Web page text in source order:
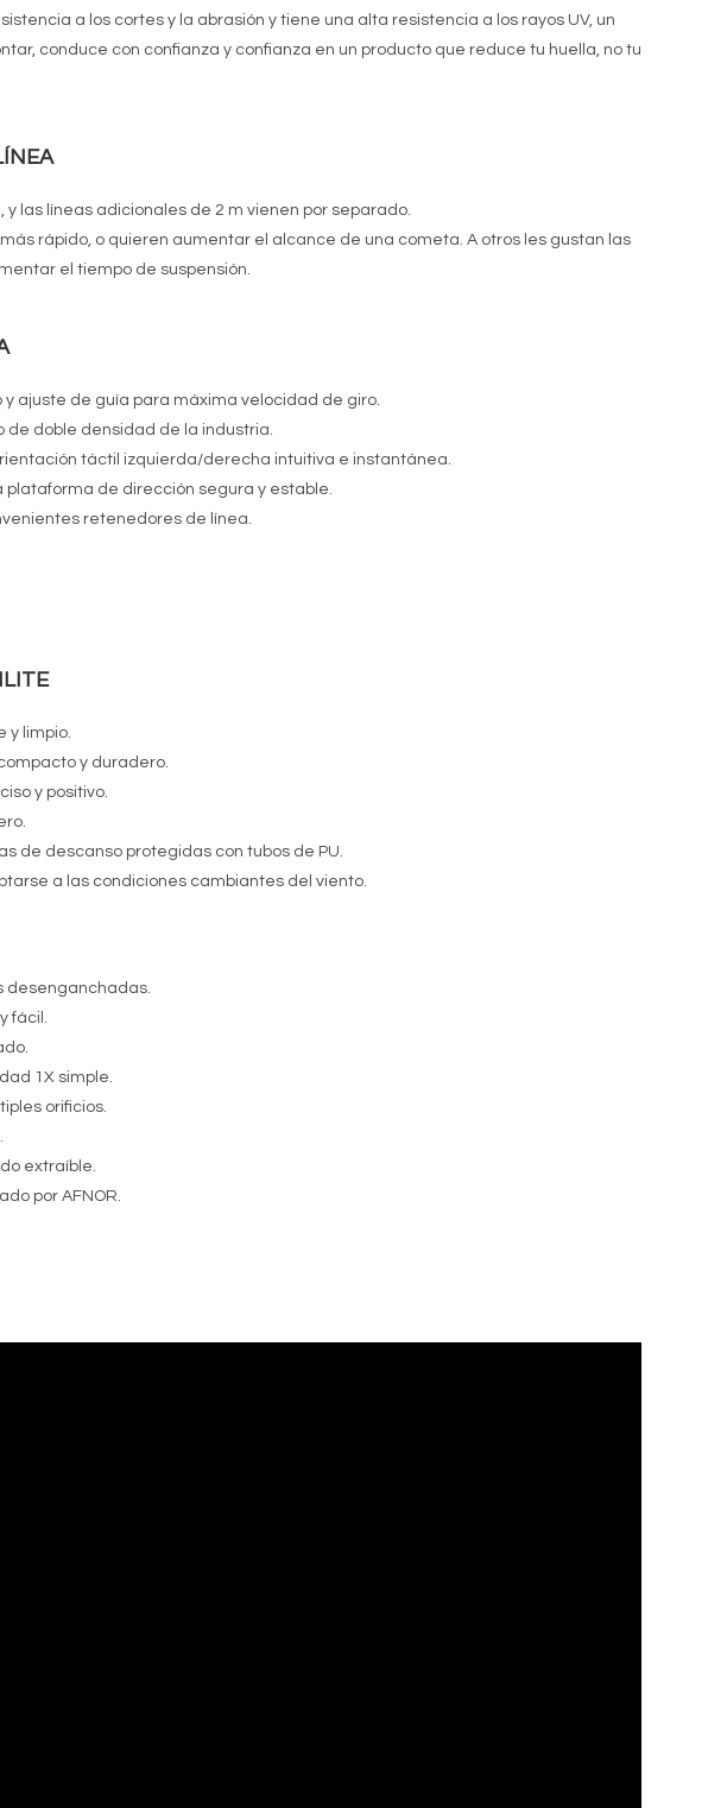
a los cortes y la abrasión y tiene una alta resistencia a los rayos UV, un
conduce con confianza y confianza en un producto que reduce tu huella, no tu
las líneas adicionales de 2 m vienen por separado.
rápido, o quieren aumentar el alcance de una cometa. A otros les gustan las
el tiempo de suspensión.
ajuste de guía para máxima velocidad de giro.
doble densidad de la industria.
táctil izquierda/derecha intuitiva e instantánea.
plataforma de dirección segura y estable.
retenedores de línea.
y limpio.
y duradero.
y positivo.
de descanso protegidas con tubos de PU.
a las condiciones cambiantes del viento.
desenganchadas.
fácil.
1X simple.
orificios.
extraíble.
por AFNOR.